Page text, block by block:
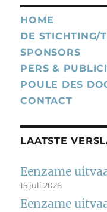
HOME
DE STICHTING/
SPONSORS
PERS &
POULE DES
CONTACT
LAATSTE
Eenzame
15 juli 2026
Eenzame